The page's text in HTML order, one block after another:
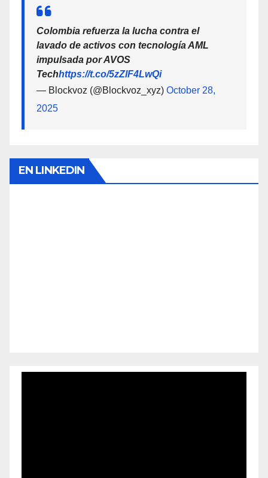
Colombia refuerza la lucha contra el
lavado de activos con tecnología AML
impulsada por AVOS
Techhttps://t.co/5zZlF4LwQi
— Blockvoz (@Blockvoz_xyz) October 28,
2025
EN LINKEDIN